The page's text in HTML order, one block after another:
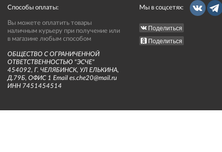
Способы оплаты:
Вы можете оплатить товары
наличным курьеру при получение или
в магазине любым способом
ОБЩЕСТВО С ОГРАНИЧЕННОЙ
ОТВЕТСТВЕННОСТЬЮ "ЭСЧЕ"
454092, Г. ЧЕЛЯБИНСК, УЛ ЕЛЬКИНА,
Д.79Б, ОФИС 1 Email es.che20@mail.ru
ИНН 7451454514
Мы в соцсетях:
Поделиться
Поделиться